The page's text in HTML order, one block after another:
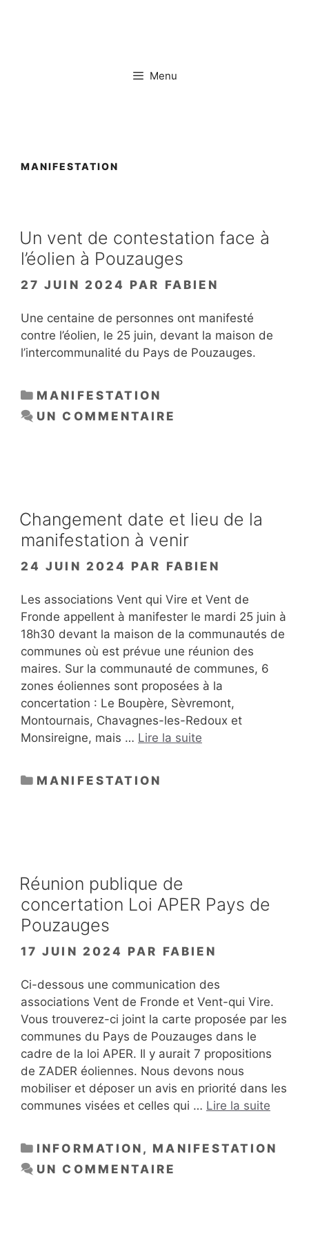
Menu
MANIFESTATION
Un vent de contestation face à
l’éolien à Pouzauges
27 JUIN 2024 PAR FABIEN
Une centaine de personnes ont manifesté
contre l’éolien, le 25 juin, devant la maison de
l’intercommunalité du Pays de Pouzauges.
CATÉGORIES
MANIFESTATION
UN COMMENTAIRE
Changement date et lieu de la
manifestation à venir
24 JUIN 2024 PAR FABIEN
Les associations Vent qui Vire et Vent de
Fronde appellent à manifester le mardi 25 juin à
18h30 devant la maison de la communautés de
communes où est prévue une réunion des
maires. Sur la communauté de communes, 6
zones éoliennes sont proposées à la
concertation : Le Boupère, Sèvremont,
Montournais, Chavagnes-les-Redoux et
Monsireigne, mais … Lire la suite
CATÉGORIES
MANIFESTATION
Réunion publique de
concertation Loi APER Pays de
Pouzauges
17 JUIN 2024 PAR FABIEN
Ci-dessous une communication des
associations Vent de Fronde et Vent-qui Vire.
Vous trouverez-ci joint la carte proposée par les
communes du Pays de Pouzauges dans le
cadre de la loi APER. Il y aurait 7 propositions
de ZADER éoliennes. Nous devons nous
mobiliser et déposer un avis en priorité dans les
communes visées et celles qui … Lire la suite
CATÉGORIES
INFORMATION , MANIFESTATION
UN COMMENTAIRE